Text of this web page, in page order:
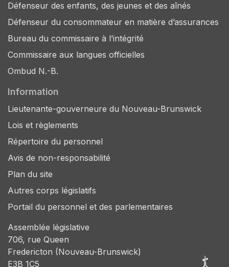
Défenseur des enfants, des jeunes et des aînés
Défenseur du consommateur en matière d’assurances
Bureau du commissaire à l’intégrité
Commissaire aux langues officielles
Ombud N.-B.
Information
Lieutenante-gouverneure du Nouveau-Brunswick
Lois et règlements
Répertoire du personnel
Avis de non-responsabilité
Plan du site
Autres corps législatifs
Portail du personnel et des parlementaires
Assemblée législative
706, rue Queen
Fredericton (Nouveau-Brunswick)
E3B 1C5